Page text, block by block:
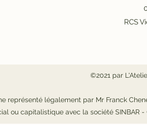
RCS
©2021 par
représenté légalement par Mr Franck
ou capitalistique avec la société SINBAR